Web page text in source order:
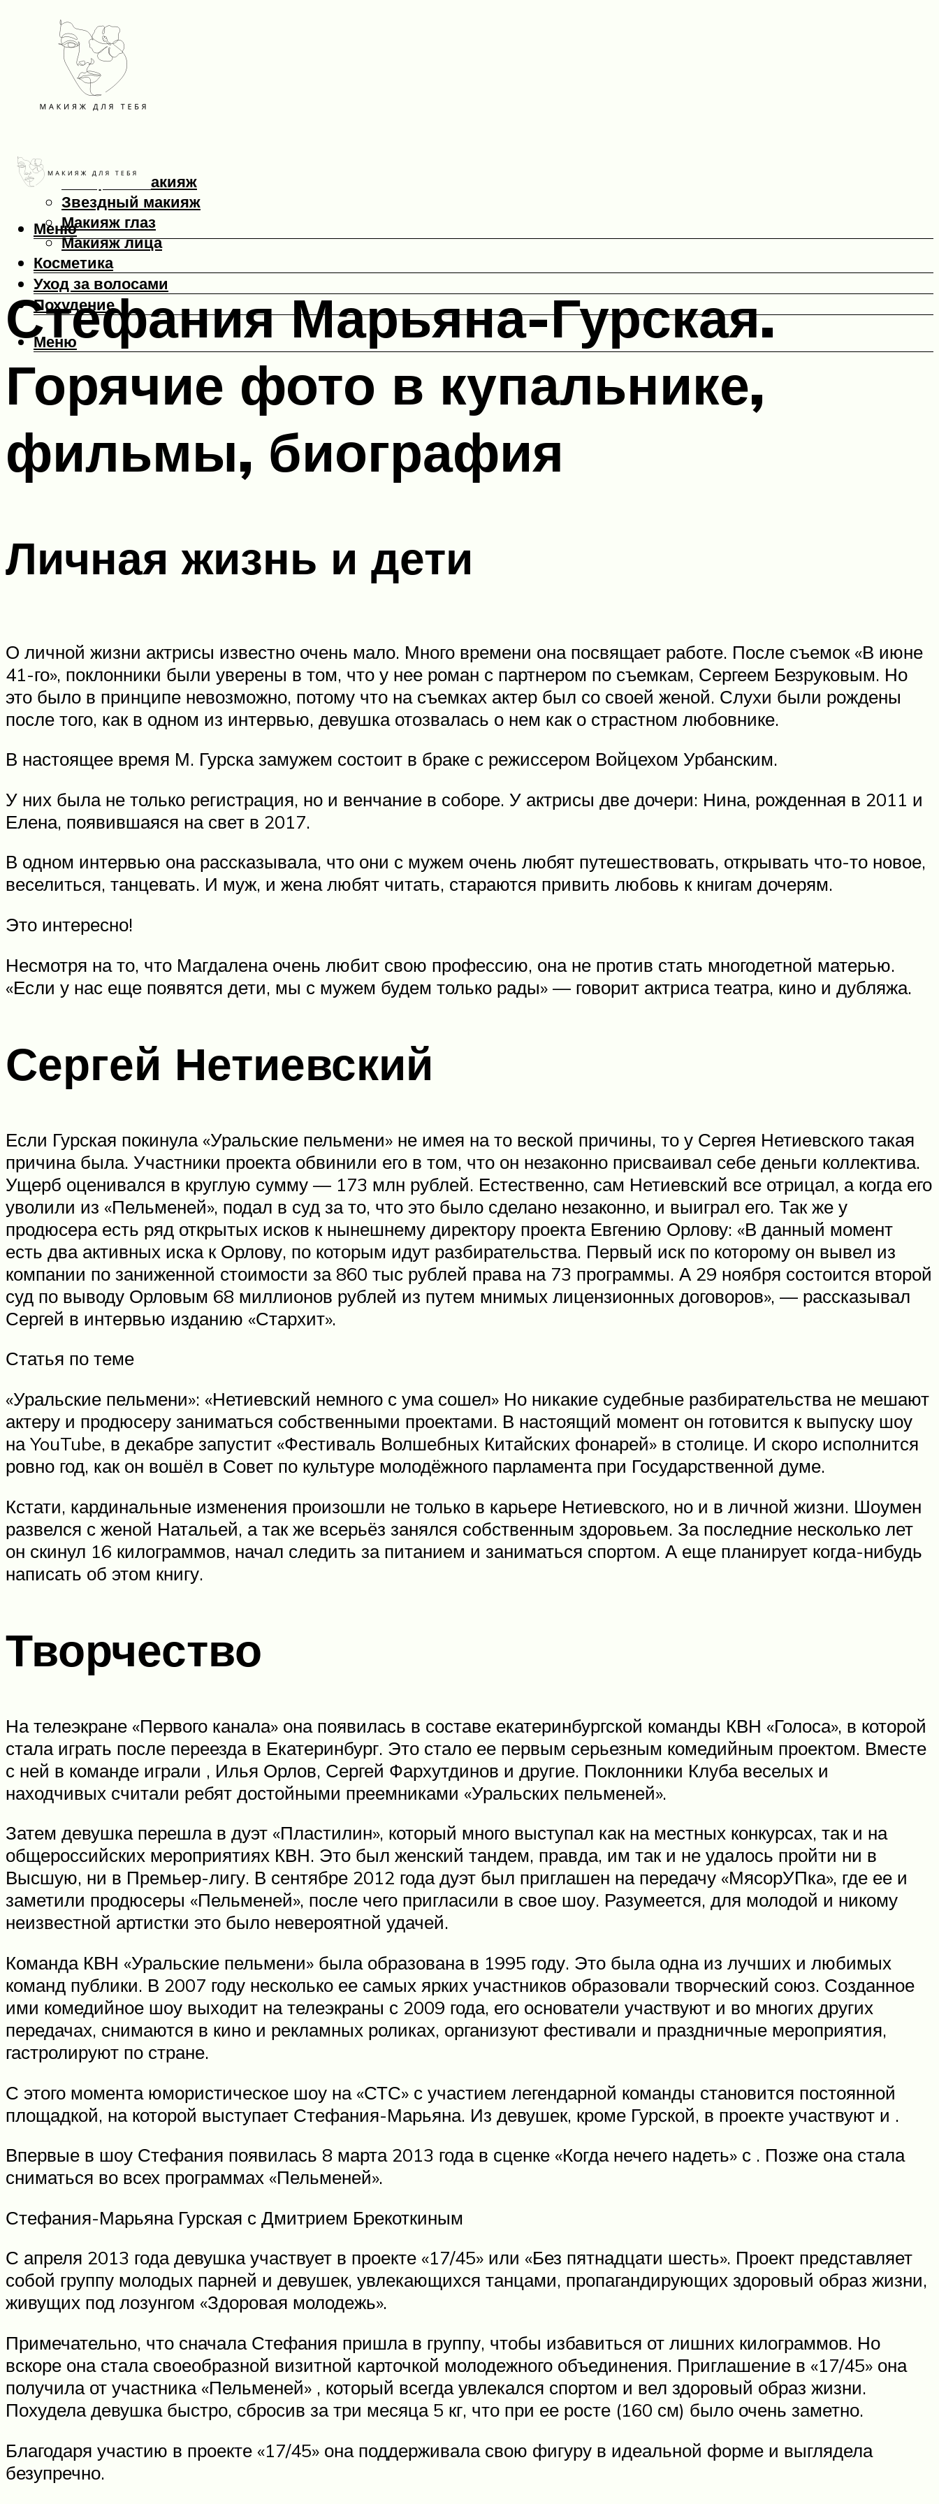
Макияж
Вечерний макияж
Звездный макияж
Макияж глаз
Макияж лица
Косметика
Уход за волосами
Похудение
Меню
Меню
Стефания Марьяна-Гурская.
Горячие фото в купальнике,
фильмы, биография
Личная жизнь и дети
О личной жизни актрисы известно очень мало. Много времени она посвящает работе. После съемок «В июне
41-го», поклонники были уверены в том, что у нее роман с партнером по съемкам, Сергеем Безруковым. Но
это было в принципе невозможно, потому что на съемках актер был со своей женой. Слухи были рождены
после того, как в одном из интервью, девушка отозвалась о нем как о страстном любовнике.
В настоящее время М. Гурска замужем состоит в браке с режиссером Войцехом Урбанским.
У них была не только регистрация, но и венчание в соборе. У актрисы две дочери: Нина, рожденная в 2011 и
Елена, появившаяся на свет в 2017.
В одном интервью она рассказывала, что они с мужем очень любят путешествовать, открывать что-то новое,
веселиться, танцевать. И муж, и жена любят читать, стараются привить любовь к книгам дочерям.
Это интересно!
Несмотря на то, что Магдалена очень любит свою профессию, она не против стать многодетной матерью.
«Если у нас еще появятся дети, мы с мужем будем только рады» — говорит актриса театра, кино и дубляжа.
Сергей Нетиевский
Если Гурская покинула «Уральские пельмени» не имея на то веской причины, то у Сергея Нетиевского такая
причина была. Участники проекта обвинили его в том, что он незаконно присваивал себе деньги коллектива.
Ущерб оценивался в круглую сумму — 173 млн рублей. Естественно, сам Нетиевский все отрицал, а когда его
уволили из «Пельменей», подал в суд за то, что это было сделано незаконно, и выиграл его. Так же у
продюсера есть ряд открытых исков к нынешнему директору проекта Евгению Орлову: «В данный момент
есть два активных иска к Орлову, по которым идут разбирательства. Первый иск по которому он вывел из
компании по заниженной стоимости за 860 тыс рублей права на 73 программы. А 29 ноября состоится второй
суд по выводу Орловым 68 миллионов рублей из путем мнимых лицензионных договоров», — рассказывал
Сергей в интервью изданию «Стархит».
Статья по теме
«Уральские пельмени»: «Нетиевский немного с ума сошел» Но никакие судебные разбирательства не мешают
актеру и продюсеру заниматься собственными проектами. В настоящий момент он готовится к выпуску шоу
на YouTube, в декабре запустит «Фестиваль Волшебных Китайских фонарей» в столице. И скоро исполнится
ровно год, как он вошёл в Совет по культуре молодёжного парламента при Государственной думе.
Кстати, кардинальные изменения произошли не только в карьере Нетиевского, но и в личной жизни. Шоумен
развелся с женой Натальей, а так же всерьёз занялся собственным здоровьем. За последние несколько лет
он скинул 16 килограммов, начал следить за питанием и заниматься спортом. А еще планирует когда-нибудь
написать об этом книгу.
Творчество
На телеэкране «Первого канала» она появилась в составе екатеринбургской команды КВН «Голоса», в которой
стала играть после переезда в Екатеринбург. Это стало ее первым серьезным комедийным проектом. Вместе
с ней в команде играли , Илья Орлов, Сергей Фархутдинов и другие. Поклонники Клуба веселых и
находчивых считали ребят достойными преемниками «Уральских пельменей».
Затем девушка перешла в дуэт «Пластилин», который много выступал как на местных конкурсах, так и на
общероссийских мероприятиях КВН. Это был женский тандем, правда, им так и не удалось пройти ни в
Высшую, ни в Премьер-лигу. В сентябре 2012 года дуэт был приглашен на передачу «МясорУПка», где ее и
заметили продюсеры «Пельменей», после чего пригласили в свое шоу. Разумеется, для молодой и никому
неизвестной артистки это было невероятной удачей.
Команда КВН «Уральские пельмени» была образована в 1995 году. Это была одна из лучших и любимых
команд публики. В 2007 году несколько ее самых ярких участников образовали творческий союз. Созданное
ими комедийное шоу выходит на телеэкраны с 2009 года, его основатели участвуют и во многих других
передачах, снимаются в кино и рекламных роликах, организуют фестивали и праздничные мероприятия,
гастролируют по стране.
С этого момента юмористическое шоу на «СТС» с участием легендарной команды становится постоянной
площадкой, на которой выступает Стефания-Марьяна. Из девушек, кроме Гурской, в проекте участвуют и .
Впервые в шоу Стефания появилась 8 марта 2013 года в сценке «Когда нечего надеть» с . Позже она стала
сниматься во всех программах «Пельменей».
Стефания-Марьяна Гурская с Дмитрием Брекоткиным
С апреля 2013 года девушка участвует в проекте «17/45» или «Без пятнадцати шесть». Проект представляет
собой группу молодых парней и девушек, увлекающихся танцами, пропагандирующих здоровый образ жизни,
живущих под лозунгом «Здоровая молодежь».
Примечательно, что сначала Стефания пришла в группу, чтобы избавиться от лишних килограммов. Но
вскоре она стала своеобразной визитной карточкой молодежного объединения. Приглашение в «17/45» она
получила от участника «Пельменей» , который всегда увлекался спортом и вел здоровый образ жизни.
Похудела девушка быстро, сбросив за три месяца 5 кг, что при ее росте (160 см) было очень заметно.
Благодаря участию в проекте «17/45» она поддерживала свою фигуру в идеальной форме и выглядела
безупречно.